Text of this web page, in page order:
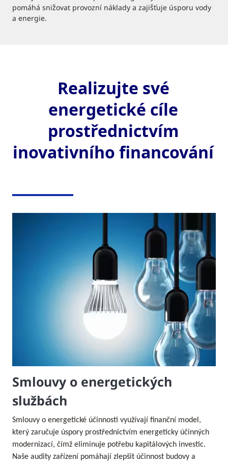
pomáhá snižovat provozní náklady a zajišťuje úsporu vody
a energie.
Realizujte své
energetické cíle
prostřednictvím
inovativního financování
Smlouvy o energetických
službách
Smlouvy o energetické účinnosti využívají finanční model,
který zaručuje úspory prostřednictvím energeticky účinných
modernizací, čímž eliminuje potřebu kapitálových investic.
Naše audity zařízení pomáhají zlepšit účinnost budovy a